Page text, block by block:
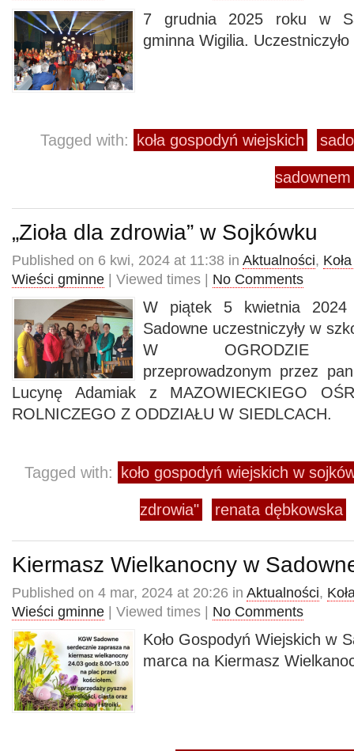
7 grudnia 2025 roku w
gminna Wigilia.
Tagged with: koła gospodyń wiejskich
sadownem
„Zioła dla zdrowia” w Sojkówku
Published on 6 kwi, 2024 at 11:38 in Aktualności,
Wieści gminne | Viewed times | No Comments
W piątek 5 kwietnia 2024
Sadowne uczestniczyły w
W OGRODZIE
przeprowadzonym przez
Lucynę Adamiak z MAZOWIECKIEGO
ROLNICZEGO Z ODDZIAŁU W SIEDLCACH.
Tagged with: koło gospodyń wiejskich w
zdrowia" renata dębkowska
Kiermasz Wielkanocny w
Published on 4 mar, 2024 at 20:26 in Aktualności,
Wieści gminne | Viewed times | No Comments
Koło Gospodyń Wiejskich w
marca na Kiermasz